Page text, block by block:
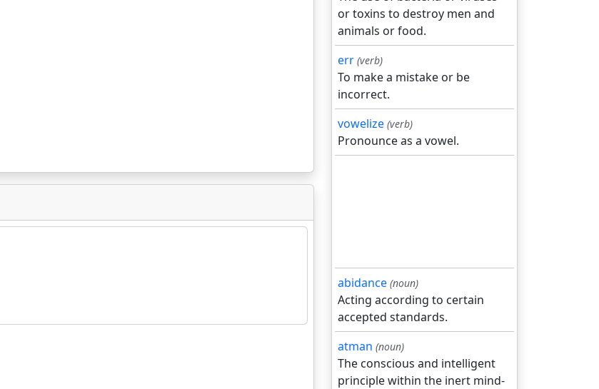
or toxins to destroy men and
animals or food.
err (verb)
To make a mistake or be
incorrect.
vowelize (verb)
Pronounce as a vowel.
abidance (noun)
Acting according to certain
accepted standards.
atman (noun)
The conscious and intelligent
principle within the inert mind-